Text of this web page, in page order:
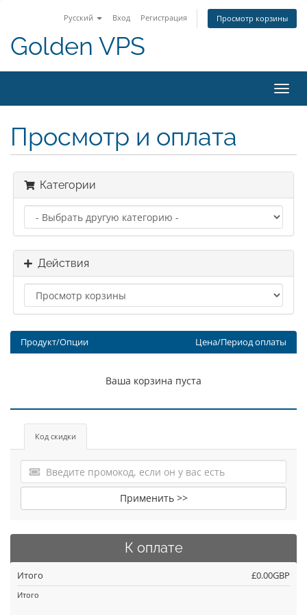
Русский Вход Регистрация Просмотр корзины
Golden VPS
Просмотр и оплата
Категории
Действия
Продукт/Опции Цена/Период оплаты
Ваша корзина пуста
Код скидки
Применить >>
К оплате
Итого £0.00GBP
Итого